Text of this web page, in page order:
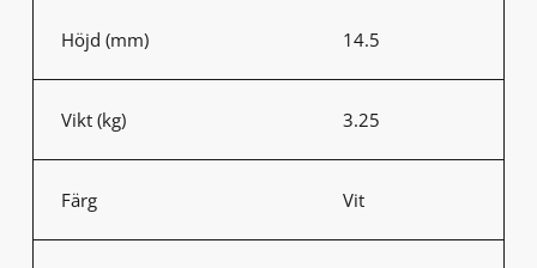
Höjd (mm) 14.5
Vikt (kg) 3.25
Färg Vit